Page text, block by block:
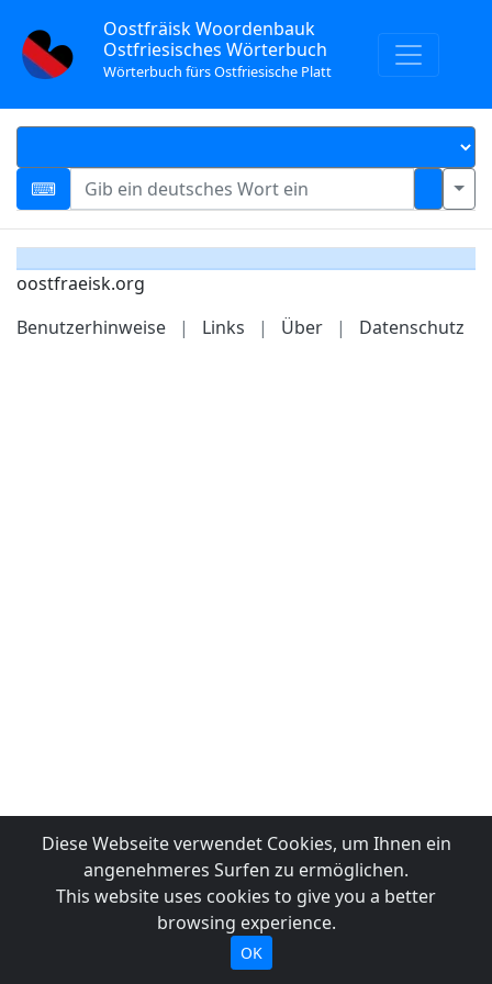
Oostfräisk Woordenbauk
Ostfriesisches Wörterbuch
Wörterbuch fürs Ostfriesische Platt
oostfraeisk.org
Benutzerhinweise
| Links | Über | Datenschutz
Diese Webseite verwendet Cookies, um Ihnen ein
angenehmeres Surfen zu ermöglichen.
This website uses cookies to give you a better
browsing experience.
OK